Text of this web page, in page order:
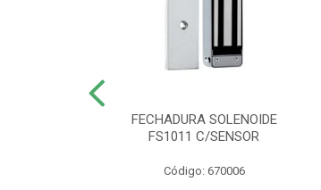
FECHADURA SOLENOIDE
FS1011 C/SENSOR
Código: 670006